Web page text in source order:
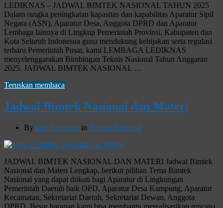
LEDIKNAS – JADWAL BIMTEK NASIONAL TAHUN 2025
Dalam rangka peningkatan kapasitas dan kapabilitas Aparatur Sipil
Negara (ASN), Aparatur Desa, Anggota DPRD dan Aparatur
Lembaga lainnya di Lingkup Pemerintah Provinsi, Kabupaten dan
Kota Seluruh Indonesua guna mendukung kebijakan serta regulasi
terbaru Pemerintah Pusat, kami LEMBAGA LEDIKNAS
menyelenggarakan Bimbingan Teknis Nasional Tahun Anggaran
2025. JADWAL BIMTEK NASIONAL …
Teruskan membaca
Jadwal Bimtek Nasional dan Materi
By Info Lediknas in Bimtek Nasional
JADWAL BIMTEK NASIONAL DAN MATERI Jadwal Bimtek
Nasional dan Materi Lengkap, berikut pilihan Tema Bimtek
Nasional yang dapat diikuti bagi Aparatur di Lingkungan
Pemerintah Daerah baik OPD, Aparatur Desa Kampung, Aparatur
Kecamatan, Sekretariat Daerah, Sekretariat Dewan, Anggota
DPRD. Besar harapan kami bisa membantu merealisasikan rencana